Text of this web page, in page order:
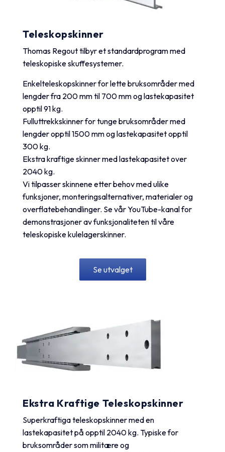
Teleskopskinner
Thomas Regout tilbyr et standardprogram med
teleskopiske skuffesystemer.
Enkelteleskopskinner for lette bruksområder med
lengder fra 200 mm til 700 mm og lastekapasitet
opptil 91 kg.
Fulluttrekkskinner for tunge bruksområder med
lengder opptil 1500 mm og lastekapasitet opptil
300 kg.
Ekstra kraftige skinner med lastekapasitet over
2040 kg.
Vi tilpasser skinnene etter behov med ulike
funksjoner, monteringsalternativer, materialer og
overflatebehandlinger. Se vår YouTube-kanal for
demonstrasjoner av funksjonaliteten til våre
teleskopiske kulelagerskinner.
Se utvalget
Ekstra Kraftige Teleskopskinner
Superkraftiga teleskopskinner med en
lastekapasitet på opptil 2040 kg. Typiske for
bruksområder som militære og